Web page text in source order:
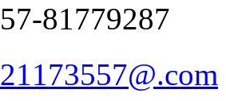
81779287